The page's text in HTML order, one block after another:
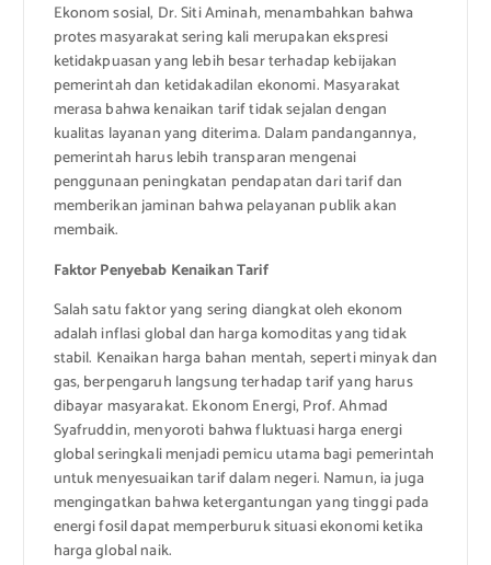
Ekonom sosial, Dr. Siti Aminah, menambahkan bahwa
protes masyarakat sering kali merupakan ekspresi
ketidakpuasan yang lebih besar terhadap kebijakan
pemerintah dan ketidakadilan ekonomi. Masyarakat
merasa bahwa kenaikan tarif tidak sejalan dengan
kualitas layanan yang diterima. Dalam pandangannya,
pemerintah harus lebih transparan mengenai
penggunaan peningkatan pendapatan dari tarif dan
memberikan jaminan bahwa pelayanan publik akan
membaik.
Faktor Penyebab Kenaikan Tarif
Salah satu faktor yang sering diangkat oleh ekonom
adalah inflasi global dan harga komoditas yang tidak
stabil. Kenaikan harga bahan mentah, seperti minyak dan
gas, berpengaruh langsung terhadap tarif yang harus
dibayar masyarakat. Ekonom Energi, Prof. Ahmad
Syafruddin, menyoroti bahwa fluktuasi harga energi
global seringkali menjadi pemicu utama bagi pemerintah
untuk menyesuaikan tarif dalam negeri. Namun, ia juga
mengingatkan bahwa ketergantungan yang tinggi pada
energi fosil dapat memperburuk situasi ekonomi ketika
harga global naik.